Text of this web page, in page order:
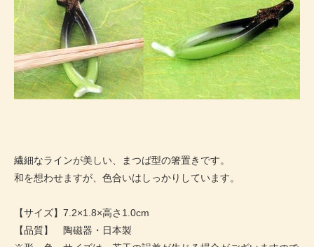
繊細なラインが美しい、まつば型の箸置きです。
和を想わせますが、色合いはしっかりしています。
【サイズ】7.2×1.8×高さ1.0cm
【品質】 陶磁器・日本製